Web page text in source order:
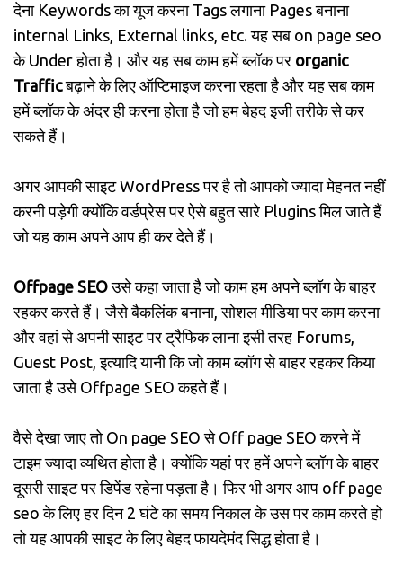
देना Keywords का यूज करना Tags लगाना Pages बनाना
internal Links, External links, etc. यह सब on page seo
के Under होता है। और यह सब काम हमें ब्लॉक पर organic
Trafficबढ़ाने के लिए ऑप्टिमाइज करना रहता है और यह सब काम
हमें ब्लॉक के अंदर ही करना होता है जो हम बेहद इजी तरीके से कर
सकते हैं।
अगर आपकी साइट WordPress पर है तो आपको ज्यादा मेहनत नहीं
करनी पड़ेगी क्योंकि वर्डप्रेस पर ऐसे बहुत सारे Plugins मिल जाते हैं
जो यह काम अपने आप ही कर देते हैं।
Offpage SEOउसे कहा जाता है जो काम हम अपने ब्लॉग के बाहर
रहकर करते हैं। जैसे बैकलिंक बनाना, सोशल मीडिया पर काम करना
और वहां से अपनी साइट पर ट्रैफिक लाना इसी तरह Forums,
Guest Post, इत्यादि यानी कि जो काम ब्लॉग से बाहर रहकर किया
जाता है उसे Offpage SEO कहते हैं।
वैसे देखा जाए तो On page SEO से Off page SEO करने में
टाइम ज्यादा व्यथित होता है। क्योंकि यहां पर हमें अपने ब्लॉग के बाहर
दूसरी साइट पर डिपेंड रहेना पड़ता है। फिर भी अगर आप off page
seo के लिए हर दिन 2 घंटे का समय निकाल के उस पर काम करते हो
तो यह आपकी साइट के लिए बेहद फायदेमंद सिद्ध होता है।